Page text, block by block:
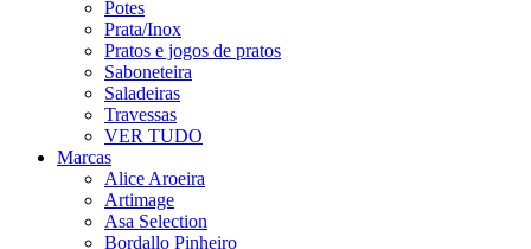
Potes
Prata/Inox
Pratos e jogos de pratos
Saboneteira
Saladeiras
Travessas
VER TUDO
Marcas
Alice Aroeira
Artimage
Asa Selection
Bordallo Pinheiro